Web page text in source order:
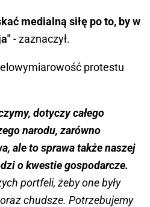
medialną siłę po to, by w
- zaznaczył.
protestu
dotyczy całego
narodu, zarówno
ale to sprawa także naszej
o kwestie gospodarcze.
portfeli, żeby one były
chudsze. Potrzebujemy